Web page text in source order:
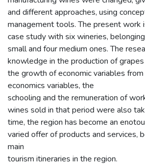
and different approaches, using
management tools. The present work
case study with six wineries,
small and four medium ones. The
knowledge in the production of
the growth of economic variables
economics variables, the
schooling and the remuneration of
wines sold in that period were also
time, the region has become an
varied offer of products and services,
main
tourism itineraries in the region.